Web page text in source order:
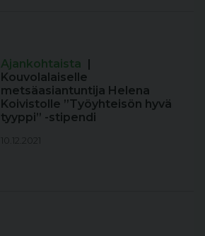
Ajankohtaista |
Kouvolalaiselle
metsäasiantuntija Helena
Koivistolle ”Työyhteisön hyvä
tyyppi” -stipendi
10.12.2021